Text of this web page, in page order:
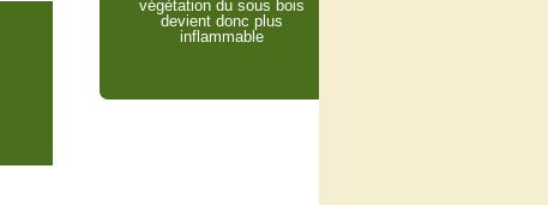
végétation du sous bois
devient donc plus
inflammable